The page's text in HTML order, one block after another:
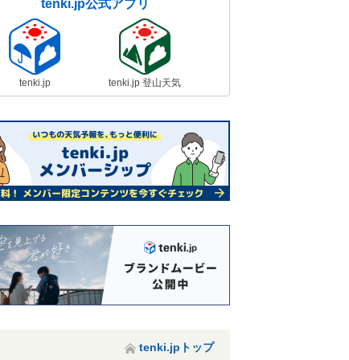
tenki.jp公式アプリ
tenki.jp tenki.jp 登山天気
tenki.jpトップ